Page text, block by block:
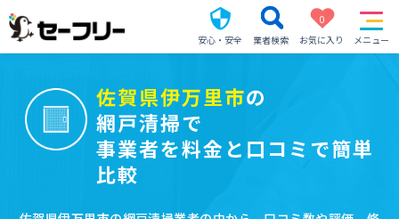
安心・安全 業者検索
0
お気に入り
メニュー
佐賀県伊万里市の
網戸清掃で
事業者を料金と口コミで簡単
比較